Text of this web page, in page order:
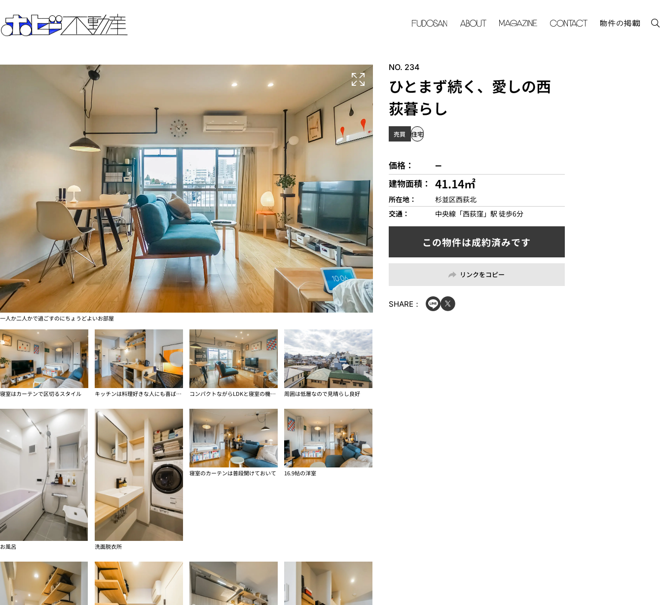
NO. 234
ひとまず続く、愛しの西
荻暮らし
売買 住宅
一人か二人かで過ごすのにちょうどよいお部屋
寝室はカーテンで区切るスタイル キッチンは料理好きな人にも喜ばれそう コンパクトながらLDKと寝室の機能が1Rに 周囲は低層なので見晴らし良好
お風呂 洗面脱衣所
寝室のカーテンは普段開けておいて 16.9帖の洋室
価格 −
建物面積 41.14㎡
所在地
杉並区西荻北
交通
中央線「西荻窪」駅 徒歩6分
リンクをコピー
SHARE：